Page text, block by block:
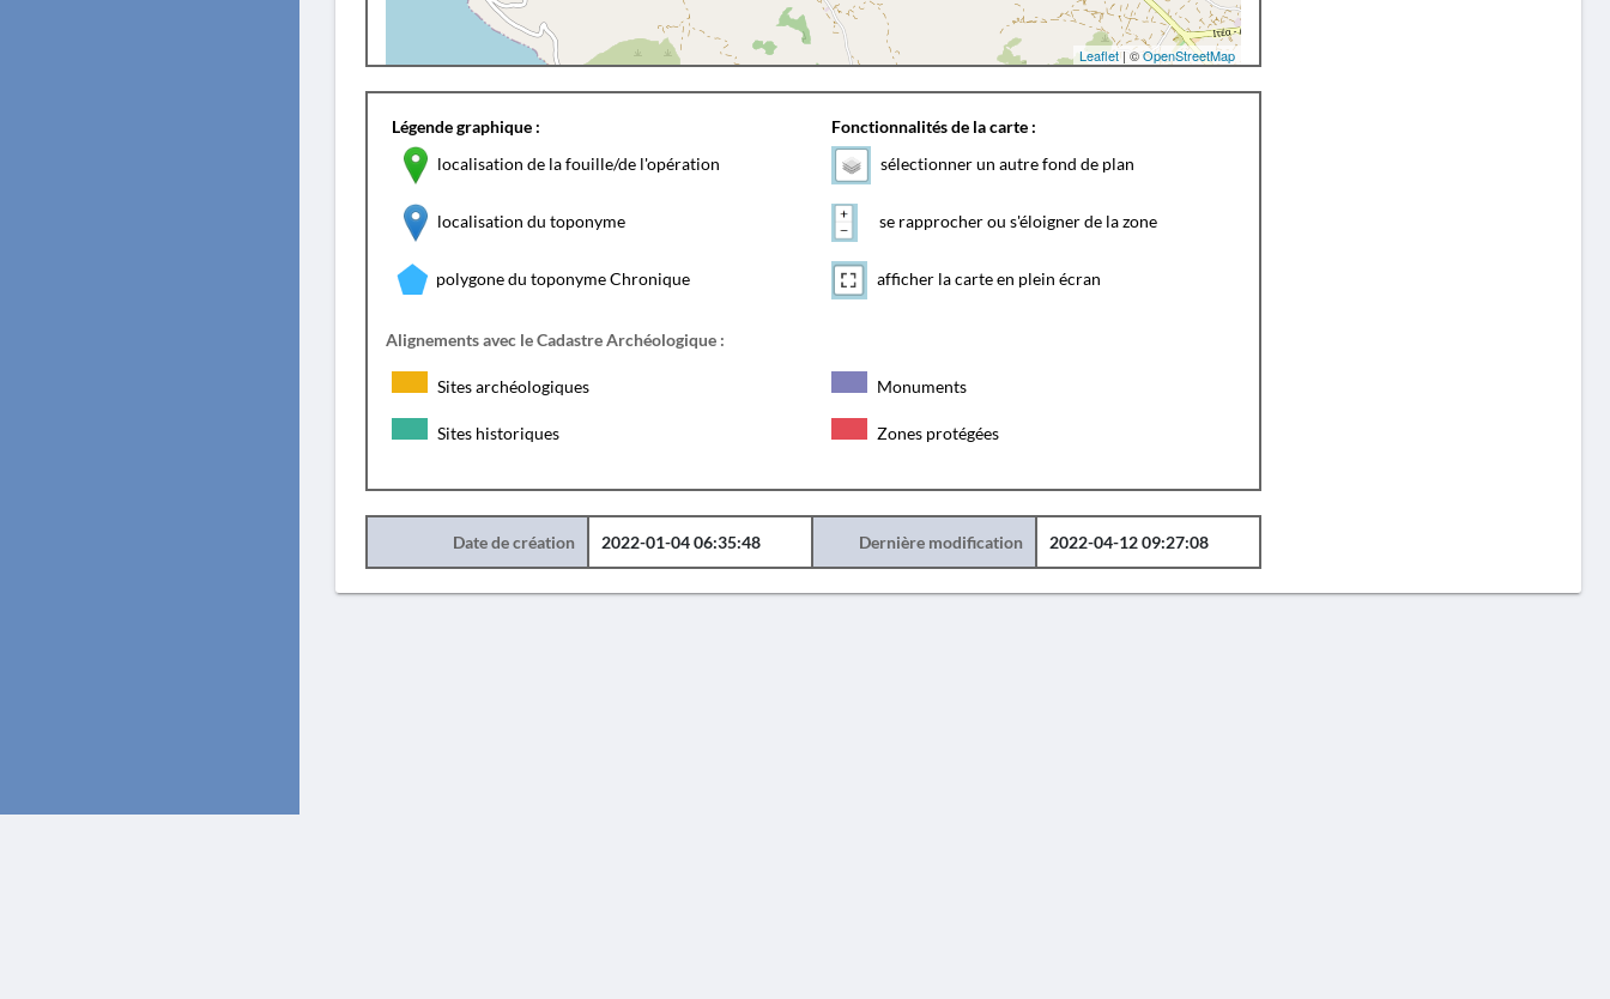
Leaflet| ©OpenStreetMap
Légende graphique :
localisation de la fouille/de l'opération
localisation du toponyme
polygone du toponyme Chronique
Fonctionnalités de la carte :
sélectionner un autre fond de plan
se rapprocher ou s'éloigner de la zone
afficher la carte en plein écran
Alignements avec le Cadastre Archéologique :
Sites archéologiques Monuments
Sites historiques Zones protégées
Date de création 2022-01-04 06:35:48 Dernière modification 2022-04-12 09:27:08